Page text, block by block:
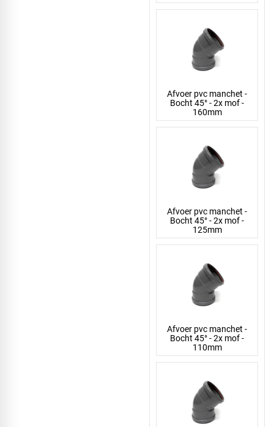
Afvoer pvc manchet -
Bocht 45° - 2x mof -
160mm
Afvoer pvc manchet -
Bocht 45° - 2x mof -
125mm
Afvoer pvc manchet -
Bocht 45° - 2x mof -
110mm